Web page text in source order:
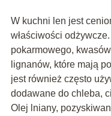
W kuchni len jest
właściwości
pokarmowego,
lignanów, które mają
jest również często
dodawane do chleba,
Olej lniany,